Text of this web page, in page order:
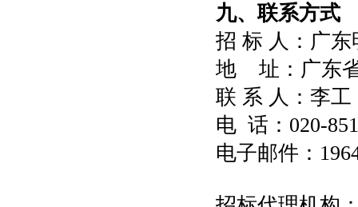
九、联系方式
招 标 人：广东
地
址：广东
联 系 人：李工
电话：020-
电子邮件：